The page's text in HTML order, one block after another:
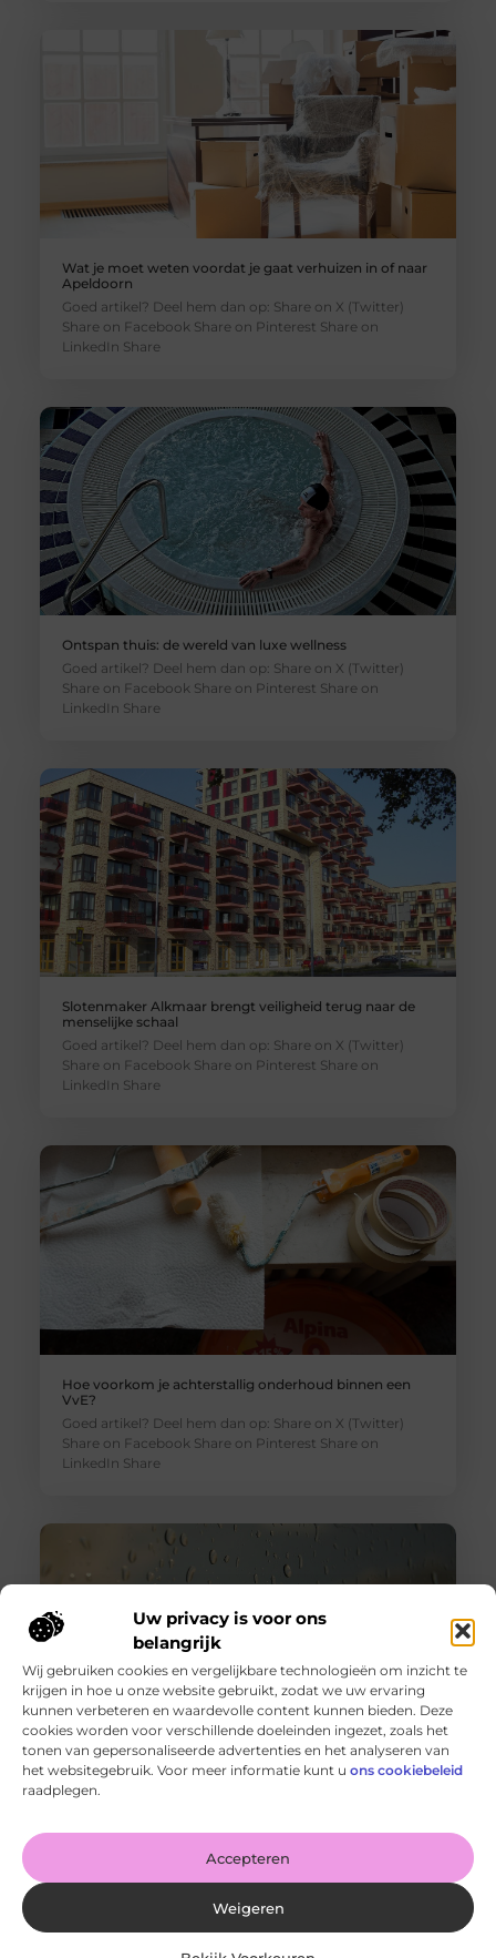
Uw privacy is voor ons
belangrijk
Wij gebruiken cookies en vergelijkbare technologieën om inzicht te
krijgen in hoe u onze website gebruikt, zodat we uw ervaring
kunnen verbeteren en waardevolle content kunnen bieden. Deze
cookies worden voor verschillende doeleinden ingezet, zoals het
tonen van gepersonaliseerde advertenties en het analyseren van
het websitegebruik. Voor meer informatie kunt u ons cookiebeleid
raadplegen.
Accepteren
Weigeren
Wat je moet weten voordat je gaat verhuizen in of naar
Apeldoorn
Goed artikel? Deel hem dan op: Share on X (Twitter)
Share on Facebook Share on Pinterest Share on
LinkedIn Share
Ontspan thuis: de wereld van luxe wellness
Goed artikel? Deel hem dan op: Share on X (Twitter)
Share on Facebook Share on Pinterest Share on
LinkedIn Share
Slotenmaker Alkmaar brengt veiligheid terug naar de
menselijke schaal
Goed artikel? Deel hem dan op: Share on X (Twitter)
Share on Facebook Share on Pinterest Share on
LinkedIn Share
Hoe voorkom je achterstallig onderhoud binnen een
VvE?
Goed artikel? Deel hem dan op: Share on X (Twitter)
Share on Facebook Share on Pinterest Share on
LinkedIn Share
Wanneer schakel je een glaszetter in en wat kun je van
hem verwachten?
Goed artikel? Deel hem dan op: Share on X (Twitter)